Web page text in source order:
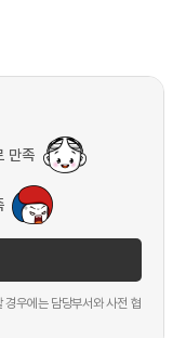
만족
우에는 담당부서와 사전 협